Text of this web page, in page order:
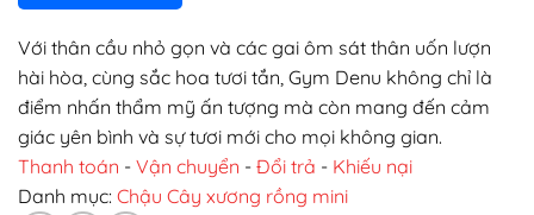
Với thân cầu nhỏ gọn và các gai ôm sát thân uốn lượn
hài hòa, cùng sắc hoa tươi tắn, Gym Denu không chỉ là
điểm nhấn thẩm mỹ ấn tượng mà còn mang đến cảm
giác yên bình và sự tươi mới cho mọi không gian.
Thanh toán - Vận chuyển - Đổi trả - Khiếu nại
Danh mục: Chậu Cây xương rồng mini